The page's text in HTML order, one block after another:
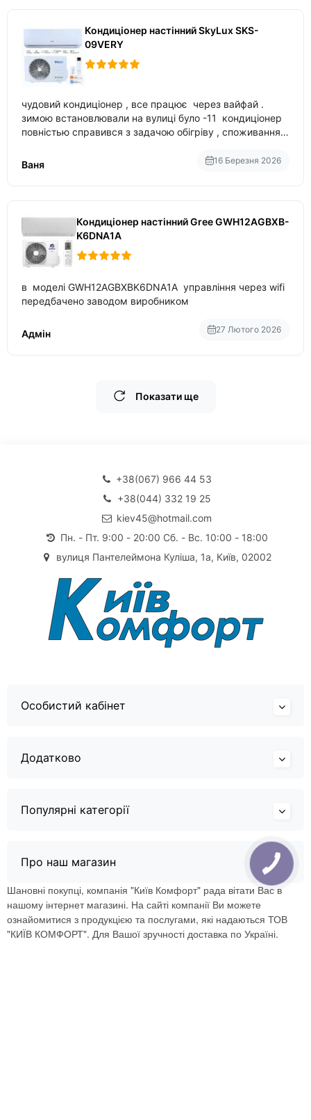
Кондиціонер настінний SkyLux SKS-
09VERY
чудовий кондиціонер , все працює через вайфай .
зимою встановлювали на вулиці було -11 кондиціонер
повністью справився з задачою обігріву , споживання
температури
Ваня 16 Березня 2026
Кондиціонер настінний Gree GWH12AGBXB-
K6DNA1A
в моделі GWH12AGBXBK6DNA1A управління через wifi
передбачено заводом виробником
Адмін 27 Лютого 2026
Показати ще
+38(067) 966 44 53
+38(044) 332 19 25
kiev45@hotmail.com
Пн. - Пт. 9:00 - 20:00 Сб. - Вс. 10:00 - 18:00
вулиця Пантелеймона Куліша, 1а, Київ, 02002
Особистий кабінет
Додатково
Популярні категорії
Про наш магазин
Шановні покупці, компанія "Київ Комфорт" рада вітати Вас в
нашому інтернет магазині. На сайті компанії Ви можете
ознайомитися з продукцією та послугами, які надаються ТОВ
"КИЇВ КОМФОРТ". Для Вашої зручності доставка по Україні.